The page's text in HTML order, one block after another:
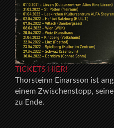
TICKETS HIER!
Thorsteinn Einarsson ist
einem Zwischenstopp,
zu Ende.